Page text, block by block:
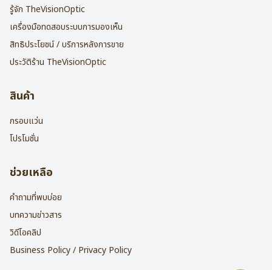
รู้จัก TheVisionOptic
เครื่องมือทดสอบระบบการมองเห็น
สิทธิประโยชน์ / บริการหลังการขาย
ประวัติร้าน TheVisionOptic
สินค้า
กรอบแว่น
โปรโมชั่น
ช่วยเหลือ
คำถามที่พบบ่อย
บทความข่าวสาร
วิดีโอคลิป
Business Policy / Privacy Policy